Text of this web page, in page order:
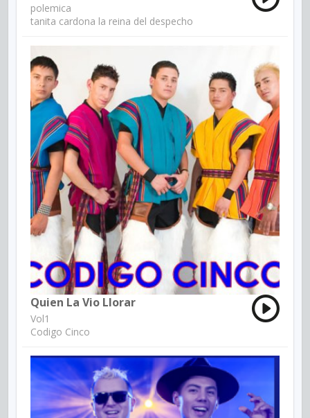
polemica
tanita cardona la reina del despecho
Quien La Vio Llorar
Vol1
Codigo Cinco